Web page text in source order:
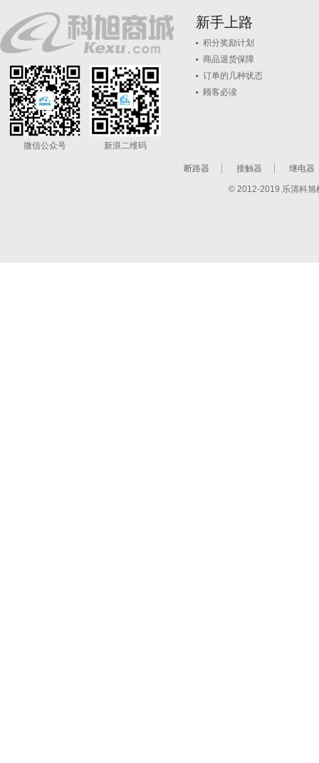
微信公众号 新浪二维码
新手上路
积分奖励计划
商品退货保障
订单的几种状态
顾客必读
断路器 接触器 继电器
© 2012-2019 乐清科旭